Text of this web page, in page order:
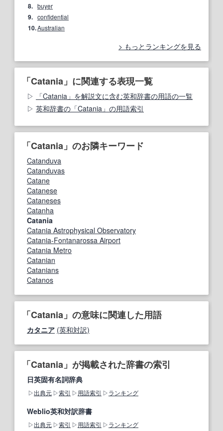
8. buyer
9. confidential
10.Australian
もっとランキングを見る
「Catania」に関連する表現一覧
「Catania」を解説文に含む英和辞書の用語の一覧
英和辞書の「Catania」の用語索引
「Catania」のお隣キーワード
Catanduva
Catanduvas
Catane
Catanese
Cataneses
Catanha
Catania
Catania Astrophysical Observatory
Catania-Fontanarossa Airport
Catania Metro
Catanian
Catanians
Catanos
「Catania」の意味に関連した用語
カタニア (英和対訳)
「Catania」が掲載された辞書の索引
日英固有名詞辞典
出典元 索引 用語索引 ランキング
Weblio英和対訳辞書
出典元 索引 用語索引 ランキング